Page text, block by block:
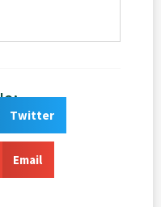
Twitter
Email